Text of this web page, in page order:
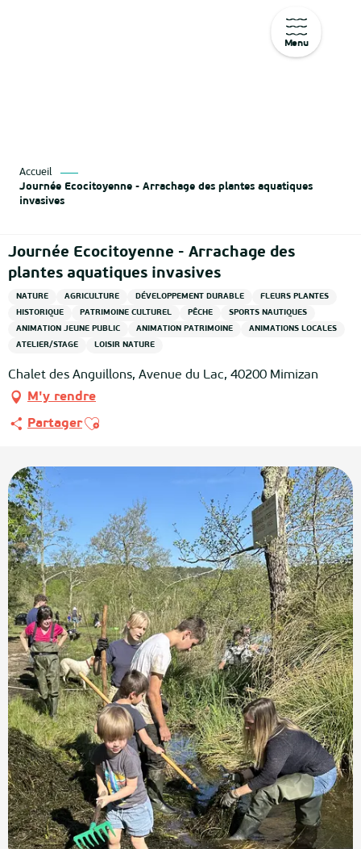
Menu
Accueil
Journée Ecocitoyenne - Arrachage des plantes aquatiques
invasives
Journée Ecocitoyenne - Arrachage des
plantes aquatiques invasives
NATURE AGRICULTURE DÉVELOPPEMENT DURABLE
FLEURS PLANTES
HISTORIQUE
PATRIMOINE CULTUREL PÊCHE
SPORTS NAUTIQUES
ANIMATION JEUNE PUBLIC
ANIMATION PATRIMOINE
ANIMATIONS LOCALES
ATELIER/STAGE
LOISIR NATURE
Chalet des Anguillons, Avenue du Lac, 40200 Mimizan
M'y rendre
PartagerAjouter aux favoris